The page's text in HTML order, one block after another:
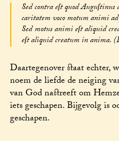
Sed contra eſt quod
caritatem voco motum animi
Sed motus animi eſt aliquid
eſt aliquid creatum in anima.
Daartegenover staat echter,
noem de liefde de neiging
van God nastreeft om
iets geschapen. Bijgevolg is
geschapen.